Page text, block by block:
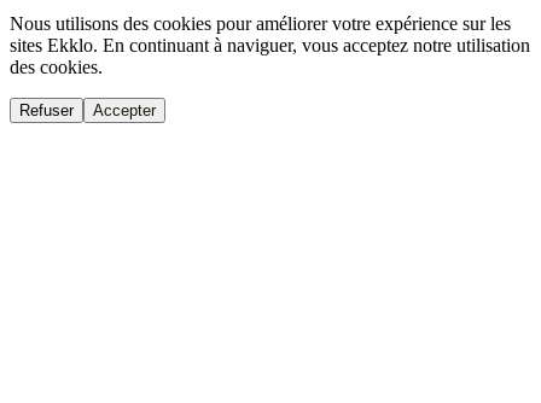
Nous utilisons des cookies pour améliorer votre expérience sur les
sites Ekklo. En continuant à naviguer, vous acceptez notre utilisation
des cookies.
Refuser Accepter